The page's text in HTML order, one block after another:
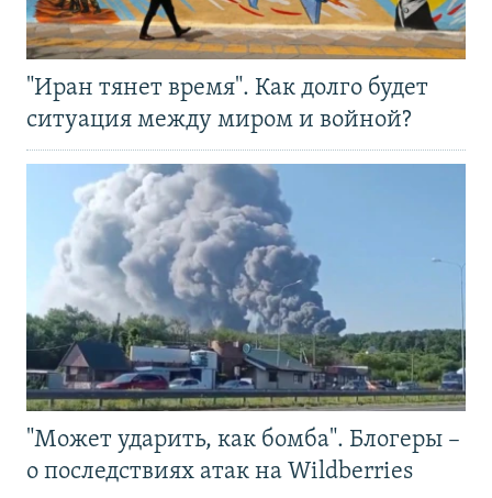
"Иран тянет время". Как долго будет
ситуация между миром и войной?
"Может ударить, как бомба". Блогеры –
о последствиях атак на Wildberries